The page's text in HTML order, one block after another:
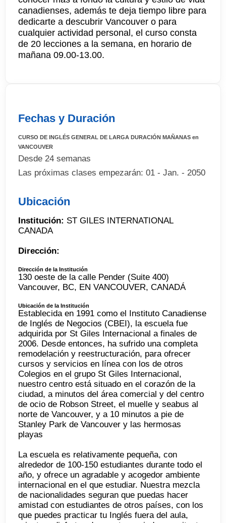
canadienses, además te deja tiempo libre para
dedicarte a descubrir Vancouver o para
cualquier actividad personal, el curso consta
de 20 lecciones a la semana, en horario de
mañana 09.00-13.00.
Fechas y Duración
CURSO DE INGLÉS GENERAL DE LARGA DURACIÓN MAÑANAS en
VANCOUVER
Desde 24 semanas
Las próximas clases empezarán: 01 - Jan. - 2050
Ubicación
Institución: ST GILES INTERNATIONAL
CANADA
Dirección:
Dirección de la Institución
130 oeste de la calle Pender (Suite 400)
Vancouver, BC, EN VANCOUVER, CANADÁ
Ubicación de la Institución
Establecida en 1991 como el Instituto Canadiense
de Inglés de Negocios (CBEI), la escuela fue
adquirida por St Giles Internacional a finales de
2006. Desde entonces, ha sufrido una completa
remodelación y reestructuración, para ofrecer
cursos y servicios en línea con los de otros
Colegios en el grupo St Giles Internacional,
nuestro centro está situado en el corazón de la
ciudad, a minutos del área comercial y del centro
de ocio de Robson Street, el muelle y seabus al
norte de Vancouver, y a 10 minutos a pie de
Stanley Park de Vancouver y las hermosas
playas
La escuela es relativamente pequeña, con
alrededor de 100-150 estudiantes durante todo el
año, y ofrece un agradable y acogedor ambiente
internacional en el que estudiar. Nuestra mezcla
de nacionalidades seguran que puedas hacer
amistad con estudiantes de otros países, con los
que puedes practicar tu Inglés fuera del aula,